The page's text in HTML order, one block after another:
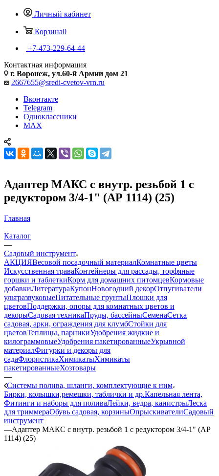
Личный кабинет
Корзина0
+7-473-229-64-44
Контактная информация
г. Воронеж, ул.60-й Армии дом 21
2667655@sredi-cvetov-vrn.ru
Вконтакте
Telegram
Одноклассники
MAX
Адаптер МАКС с внутр. резьбой 1 с
редуктором 3/4-1" (АР 1114) (25)
Главная
—
Каталог
—
Садовый инструмент
АКЦИЯВесовой посадочный материалКомнатные цветы
Искусственная траваКонтейнеры для рассады, торфяные
горшки и таблеткиКорм для домашних питомцевКормовые
добавкиЛитератураКупонНовогодний декорОтпугиватели
ультразвуковыеПитательные грунтыПлошки для
цветовПоддержки, опоры для комнатных цветов и
декорыСадовая техникаПруды, бассейныСеменаСетка
садовая, арки, ограждения для клумбСтойки для
цветовТеплицы, парникиУдобрения жидкие и
килограммовыеУдобрения пакетированныеУкрывной
материалФигурки и декоры для
садаФлористикаХимикатыХимикаты
пакетированныеХозтовары
—
Системы полива, шланги, комплектующие к ним
Бирки, колышки,ремешки, таблички и др.Капельная лента,
Фитинги и наборы для поливаЛейки, ведра, канистрыЛеска
для триммераОбувь садовая, корзиныОпрыскивателиСадовый
инструмент
—Адаптер МАКС с внутр. резьбой 1 с редуктором 3/4-1" (АР
1114) (25)